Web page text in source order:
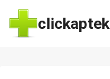
Перейти
содержимому